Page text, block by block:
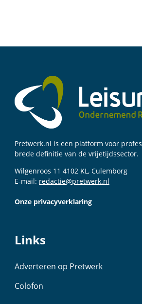
Pretwerk.nl is een platform voor
brede definitie van de vrijetijdssector.
Wilgenroos 11 4102 KL, Culemborg
E-mail: redactie@pretwerk.nl
Onze privacyverklaring
Links
Adverteren op Pretwerk
Colofon